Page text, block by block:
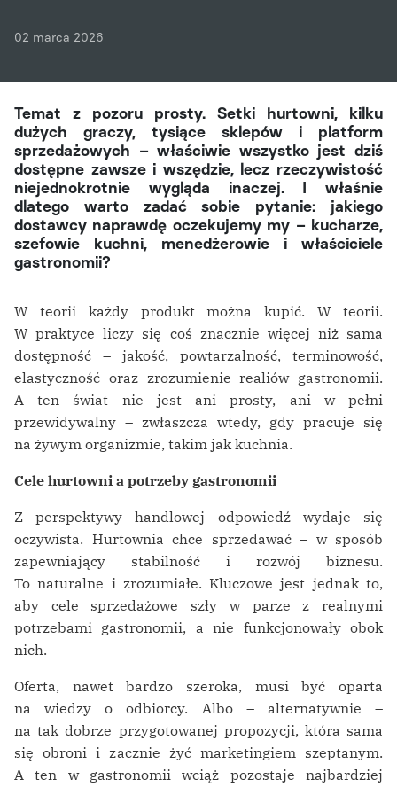
02 marca 2026
Temat z pozoru prosty. Setki hurtowni, kilku
dużych graczy, tysiące sklepów i platform
sprzedażowych – właściwie wszystko jest dziś
dostępne zawsze i wszędzie, lecz rzeczywistość
niejednokrotnie wygląda inaczej. I właśnie
dlatego warto zadać sobie pytanie: jakiego
dostawcy naprawdę oczekujemy my – kucharze,
szefowie kuchni, menedżerowie i właściciele
gastronomii?
W teorii każdy produkt można kupić. W teorii.
W praktyce liczy się coś znacznie więcej niż sama
dostępność – jakość, powtarzalność, terminowość,
elastyczność oraz zrozumienie realiów gastronomii.
A ten świat nie jest ani prosty, ani w pełni
przewidywalny – zwłaszcza wtedy, gdy pracuje się
na żywym organizmie, takim jak kuchnia.
Cele hurtowni a potrzeby gastronomii
Z perspektywy handlowej odpowiedź wydaje się
oczywista. Hurtownia chce sprzedawać – w sposób
zapewniający stabilność i rozwój biznesu.
To naturalne i zrozumiałe. Kluczowe jest jednak to,
aby cele sprzedażowe szły w parze z realnymi
potrzebami gastronomii, a nie funkcjonowały obok
nich.
Oferta, nawet bardzo szeroka, musi być oparta
na wiedzy o odbiorcy. Albo – alternatywnie –
na tak dobrze przygotowanej propozycji, która sama
się obroni i zacznie żyć marketingiem szeptanym.
A ten w gastronomii wciąż pozostaje najbardziej